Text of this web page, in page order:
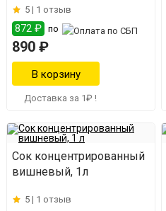
5 | 1 отзыв
872 ₽ по
890 ₽
Доставка за 1₽ !
Сок концентрированный
вишневый, 1л
5 | 1 отзыв